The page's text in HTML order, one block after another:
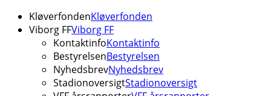
KløverfondenKløverfonden
Viborg FFViborg FF
KontaktinfoKontaktinfo
BestyrelsenBestyrelsen
NyhedsbrevNyhedsbrev
StadionoversigtStadionoversigt